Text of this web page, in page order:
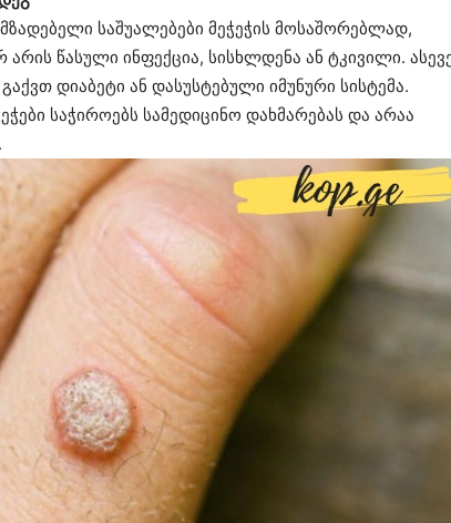
საშუალებები მეჭეჭის მოსაშორებლად,
წასული ინფექცია, სისხლდენა ან ტკივილი.
დიაბეტი ან დასუსტებული იმუნური სისტემა.
საჭიროებს სამედიცინო დახმარებას და არაა